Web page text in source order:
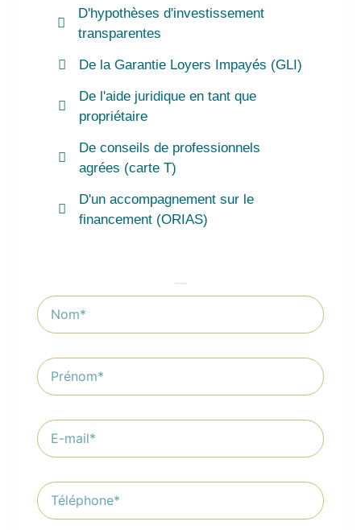
D'hypothèses d'investissement
transparentes
De la Garantie Loyers Impayés (GLI)
De l'aide juridique en tant que
propriétaire
De conseils de professionnels
agrées (carte T)
D'un accompagnement sur le
financement (ORIAS)